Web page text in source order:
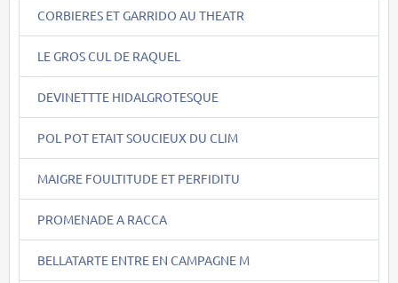
CORBIERES ET GARRIDO AU THEATR
LE GROS CUL DE RAQUEL
DEVINETTTE HIDALGROTESQUE
POL POT ETAIT SOUCIEUX DU CLIM
MAIGRE FOULTITUDE ET PERFIDITU
PROMENADE A RACCA
BELLATARTE ENTRE EN CAMPAGNE M